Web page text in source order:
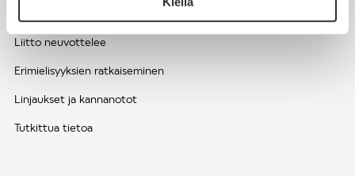
Liitto neuvottelee
Erimielisyyksien ratkaiseminen
Linjaukset ja kannanotot
Tutkittua tietoa